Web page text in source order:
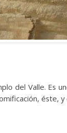
del Valle. Es
éste, y